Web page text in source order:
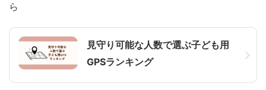
ら
見守り可能な人数で選ぶ子ども用
GPSランキング